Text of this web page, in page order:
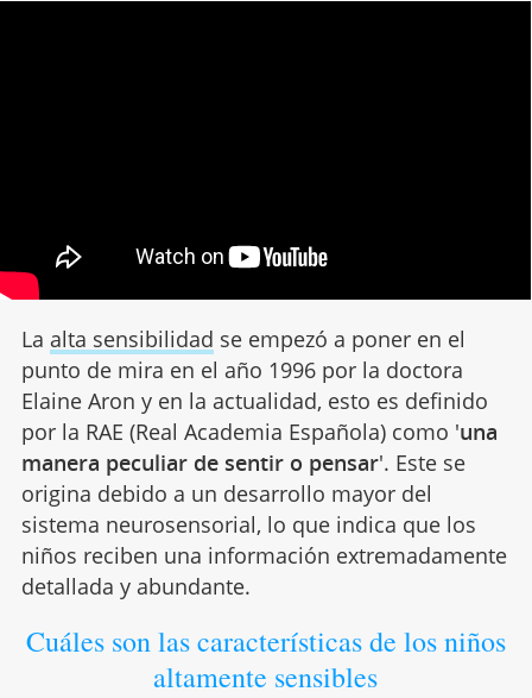
La alta sensibilidad se empezó a poner en el
punto de mira en el año 1996 por la doctora
Elaine Aron y en la actualidad, esto es definido
por la RAE (Real Academia Española) como 'una
manera peculiar de sentir o pensar'. Este se
origina debido a un desarrollo mayor del
sistema neurosensorial, lo que indica que los
niños reciben una información extremadamente
detallada y abundante.
Cuáles son las características de los niños
altamente sensibles